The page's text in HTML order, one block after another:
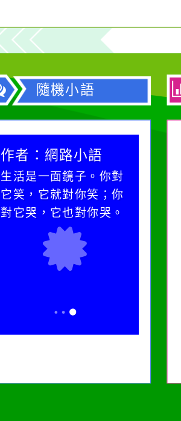
隨機小語
作者：網路小語
生活是一面鏡子。你對
它笑，它就對你笑；你
對它哭，它也對你哭。